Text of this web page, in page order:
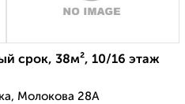
срок, 38м², 10/16 этаж
Молокова 28А